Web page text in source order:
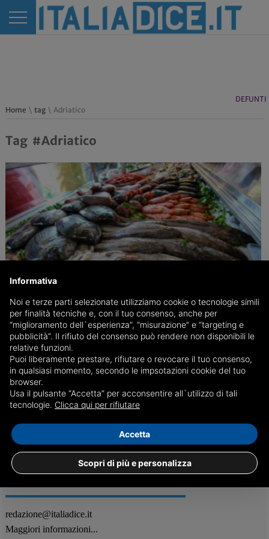
DEFUNTI
Home \ tag\ Adriatico
Tag #Adriatico
Stop al fermo, riecco il pesce fresco sull'Adriatico
Tornano in mare i pescherecci per rifornire i mercati, la filiera e la
ristorazione di pescato fresco
24/09 Attualità
redazione@italiadice.it
Maggiori informazioni...
Informativa
Noi e terze parti selezionate utilizziamo cookie o tecnologie simili
per finalità tecniche e, con il tuo consenso, anche per
“miglioramento dell`esperienza”, “misurazione” e “targeting e
pubblicità”. Il rifiuto del consenso può rendere non disponibili le
relative funzioni.
Puoi liberamente prestare, rifiutare o revocare il tuo consenso,
in qualsiasi momento, secondo le impsotazioni cookie del tuo
browser.
Usa il pulsante “Accetta” per acconsentire all`utilizzo di tali
tecnologie. Clicca qui per rifiutare
Scopri di più e personalizza
Accetta